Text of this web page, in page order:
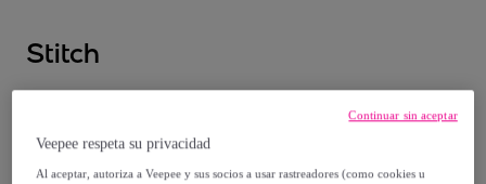
Stitch
Plumier Con Accesorios Giotto
Stitch
Veepee respeta su privacidad
Al aceptar, autoriza a Veepee y sus socios a usar rastreadores (como cookies u
Continuar sin aceptar